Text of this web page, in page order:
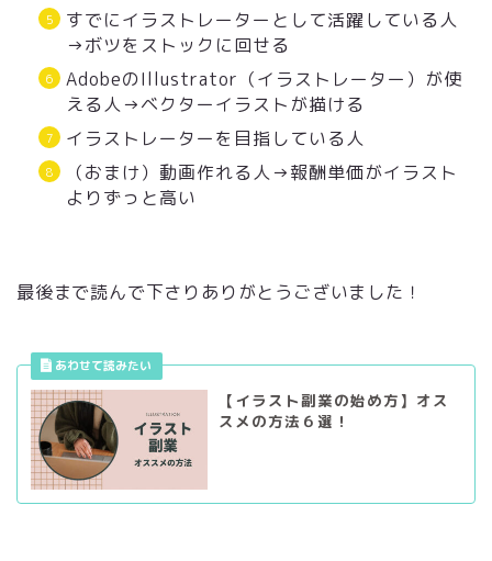
すでにイラストレーターとして活躍している人
→ボツをストックに回せる
AdobeのIllustrator（イラストレーター）が使
える人→ベクターイラストが描ける
イラストレーターを目指している人
（おまけ）動画作れる人→報酬単価がイラスト
よりずっと高い
最後まで読んで下さりありがとうございました！
【イラスト副業の始め方】オス
スメの方法６選！